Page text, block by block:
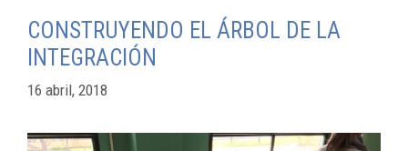
CONSTRUYENDO EL ÁRBOL DE LA
INTEGRACIÓN
16 abril, 2018